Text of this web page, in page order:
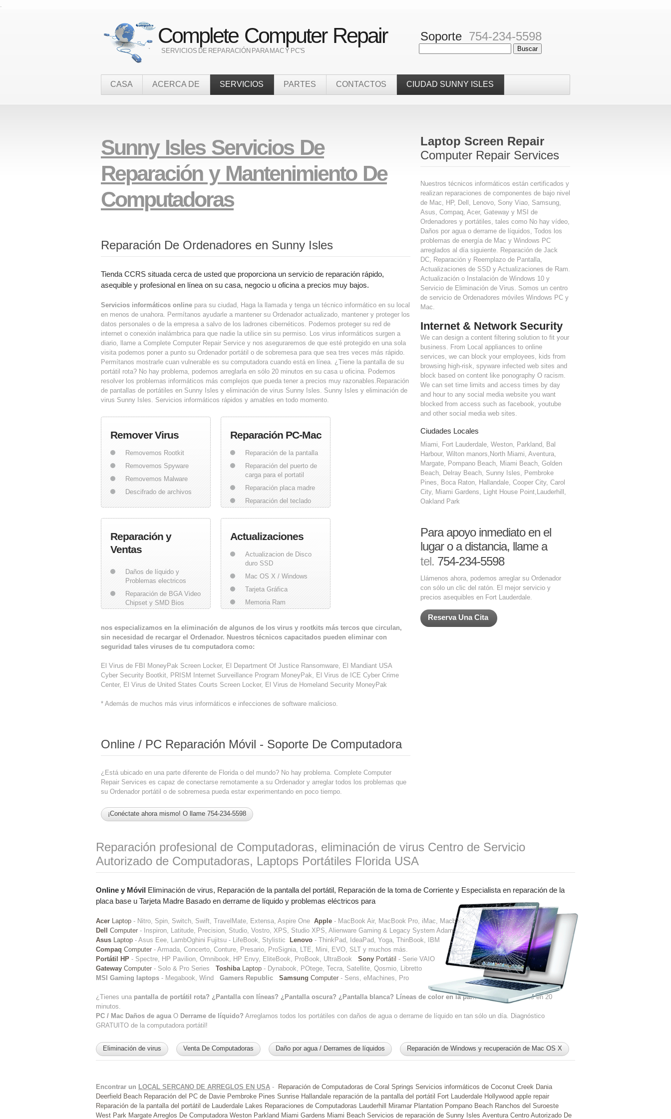
.
Complete Computer Repair
` SERVICIOS DE REPARACIÓN PARA MAC Y PC'S
Soporte 754-234-5598
CASA ACERCA DE SERVICIOS PARTES CONTACTOS CIUDAD SUNNY ISLES
Sunny Isles Servicios De
Reparación y Mantenimiento De
Computadoras
Reparación De Ordenadores en Sunny Isles
Tienda CCRS situada cerca de usted que proporciona un servicio de reparación rápido,
asequible y profesional en línea on su casa, negocio u oficina a precios muy bajos.
Servicios informáticos online para su ciudad, Haga la llamada y tenga un técnico informático en su local
en menos de unahora. Permítanos ayudarle a mantener su Ordenador actualizado, mantener y proteger los
datos personales o de la empresa a salvo de los ladrones cibernéticos. Podemos proteger su red de
internet o conexión inalámbrica para que nadie la utilice sin su permiso. Los virus informáticos surgen a
diario, llame a Complete Computer Repair Service y nos aseguraremos de que esté protegido en una sola
visita podemos poner a punto su Ordenador portátil o de sobremesa para que sea tres veces más rápido.
Permítanos mostrarle cuan vulnerable es su computadora cuando está en línea. ¿Tiene la pantalla de su
portátil rota? No hay problema, podemos arreglarla en sólo 20 minutos en su casa u oficina. Podemos
resolver los problemas informáticos más complejos que pueda tener a precios muy razonables.Reparación
de pantallas de portátiles en Sunny Isles y eliminación de virus Sunny Isles. Sunny Isles y eliminación de
virus Sunny Isles. Servicios informáticos rápidos y amables en todo momento.
Remover Virus
Removemos Rootkit
Removemos Spyware
Removemos Malware
Descifrado de archivos
Reparación PC-Mac
Reparación de la pantalla
Reparación del puerto de
carga para el portatil
Reparación placa madre
Reparación del teclado
Reparación y
Ventas
Daños de líquido y
Problemas electricos
Reparación de BGA Video
Chipset y SMD Bios
Actualizaciones
Actualizacion de Disco
duro SSD
Mac OS X / Windows
Tarjeta Gráfica
Memoria Ram
nos especializamos en la eliminación de algunos de los virus y rootkits más tercos que circulan,
sin necesidad de recargar el Ordenador. Nuestros técnicos capacitados pueden eliminar con
seguridad tales viruses de tu computadora como:
El Virus de FBI MoneyPak Screen Locker, El Department Of Justice Ransomware, El Mandiant USA
Cyber Security Bootkit, PRISM Internet Surveillance Program MoneyPak, El Virus de ICE Cyber Crime
Center, El Virus de United States Courts Screen Locker, El Virus de Homeland Security MoneyPak
* Además de muchos más virus informáticos e infecciones de software malicioso.
Online / PC Reparación Móvil - Soporte De Computadora
¿Está ubicado en una parte diferente de Florida o del mundo? No hay problema. Complete Computer
Repair Services es capaz de conectarse remotamente a su Ordenador y arreglar todos los problemas que
su Ordenador portátil o de sobremesa pueda estar experimentando en poco tiempo.
¡Conéctate ahora mismo! O llame 754-234-5598
Laptop Screen Repair
Computer Repair Services
Nuestros técnicos informáticos están certificados y
realizan reparaciones de componentes de bajo nivel
de Mac, HP, Dell, Lenovo, Sony Viao, Samsung,
Asus, Compaq, Acer, Gateway y MSI de
Ordenadores y portátiles, tales como No hay vídeo,
Daños por agua o derrame de líquidos, Todos los
problemas de energía de Mac y Windows PC
arreglados al día siguiente. Reparación de Jack
DC, Reparación y Reemplazo de Pantalla,
Actualizaciones de SSD y Actualizaciones de Ram.
Actualización o Instalación de Windows 10 y
Servicio de Eliminación de Virus. Somos un centro
de servicio de Ordenadores móviles Windows PC y
Mac.
Internet & Network Security
We can design a content filtering solution to fit your
business. From Local appliances to online
services, we can block your employees, kids from
browsing high-risk, spyware infected web sites and
block based on content like ponography O racism.
We can set time limits and access times by day
and hour to any social media website you want
blocked from access such as facebook, youtube
and other social media web sites.
Ciudades Locales
Miami, Fort Lauderdale, Weston, Parkland, Bal
Harbour, Wilton manors,North Miami, Aventura,
Margate, Pompano Beach, Miami Beach, Golden
Beach, Delray Beach, Sunny Isles, Pembroke
Pines, Boca Raton, Hallandale, Cooper City, Carol
City, Miami Gardens, Light House Point,Lauderhill,
Oakland Park
Para apoyo inmediato en el
lugar o a distancia, llame a
tel. 754-234-5598
Llámenos ahora, podemos arreglar su Ordenador
con sólo un clic del ratón. El mejor servicio y
precios asequibles en Fort Lauderdale.
Reserva Una Cita
Reparación profesional de Computadoras, eliminación de virus Centro de Servicio
Autorizado de Computadoras, Laptops Portátiles Florida USA
Online y Móvil Eliminación de virus, Reparación de la pantalla del portátil, Reparación de la toma de Corriente y Especialista en reparación de la
placa base u Tarjeta Madre Basado en derrame de líquido y problemas eléctricos para
Acer Laptop - Nitro, Spin, Switch, Swift, TravelMate, Extensa, Aspire One Apple - MacBook Air, MacBook Pro, iMac, Macbook
Dell
Computer - Inspiron, Latitude, Precision, Studio, Vostro, XPS, Studio XPS, Alienware Gaming & Legacy System Adamo
Asus Laptop - Asus Eee, LambOghini Fujitsu - LifeBook, Stylistic Lenovo - ThinkPad, IdeaPad, Yoga, ThinBook, IBM
Compaq Computer - Armada, Concerto, Conture, Presario, ProSignia, LTE, Mini, EVO, SLT y muchos más.
Portátil HP - Spectre, HP Pavilion, Omnibook, HP Envy, EliteBook, ProBook, UltraBook Sony Portátil - Serie VAIO
Gateway Computer - Solo & Pro Series ToshibaLaptop - Dynabook, POtege, Tecra, Satellite, Qosmio, Libretto
MSI Gaming laptops - Megabook, Wind Gamers Republic Samsung Computer - Sens, eMachines, Pro
¿Tienes una pantalla de portátil rota? ¿Pantalla con líneas? ¿Pantalla oscura? ¿Pantalla blanca? Líneas de color en la pantalla?Lo arreglamos en 20
minutos.
PC / Mac Daños de agua O Derrame de líquido? Arreglamos todos los portátiles con daños de agua o derrame de líquido en tan sólo un día. Diagnóstico
GRATUITO de la computadora portátil!
Eliminación de virus Venta De Computadoras Daño por agua / Derrames de líquidos Reparación de Windows y recuperación de Mac OS X
Encontrar un LOCAL SERCANO DE ARREGLOS EN USA - Reparación de Computadoras de Coral Springs Servicios informáticos de Coconut Creek Dania
Deerfield Beach Reparación del PC de Davie Pembroke Pines Sunrise Hallandale reparación de la pantalla del portátil Fort Lauderdale Hollywood apple repair
Reparación de la pantalla del portátil de Lauderdale Lakes Reparaciones de Computadoras Lauderhill Miramar Plantation Pompano Beach Ranchos del Suroeste
West Park Margate Arreglos De Computadora Weston Parkland Miami Gardens Miami Beach Servicios de reparación de Sunny Isles Aventura Centro Autorizado De